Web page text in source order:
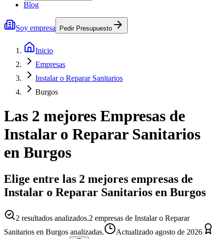
Blog
Soy empresa Pedir Presupuesto
Inicio
Empresas
Instalar o Reparar Sanitarios
Burgos
Las 2 mejores Empresas de
Instalar o Reparar Sanitarios
en Burgos
Elige entre las 2 mejores empresas de
Instalar o Reparar Sanitarios en Burgos
2 resultados analizados.2 empresas de Instalar o Reparar
Sanitarios en Burgos analizadas.
Actualizado agosto de 2026